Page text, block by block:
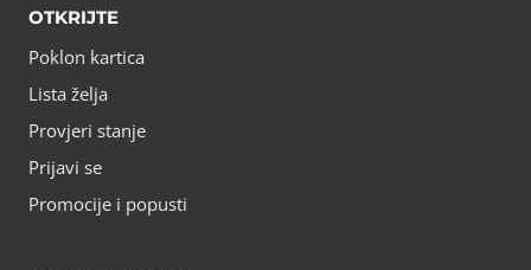
OTKRIJTE
Poklon kartica
Lista želja
Provjeri stanje
Prijavi se
Promocije i popusti